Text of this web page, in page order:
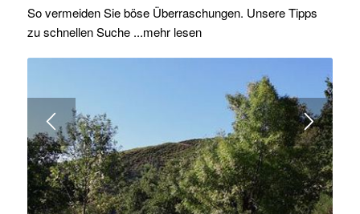
So vermeiden Sie böse Überraschungen. Unsere Tipps
zu schnellen Suche ...mehr lesen
Sie Wissenswertes zu Fado, Tipps zu Fado für Nicht
Portugiesen. Lohnt sich der Besuch eines Fadokonzerts?